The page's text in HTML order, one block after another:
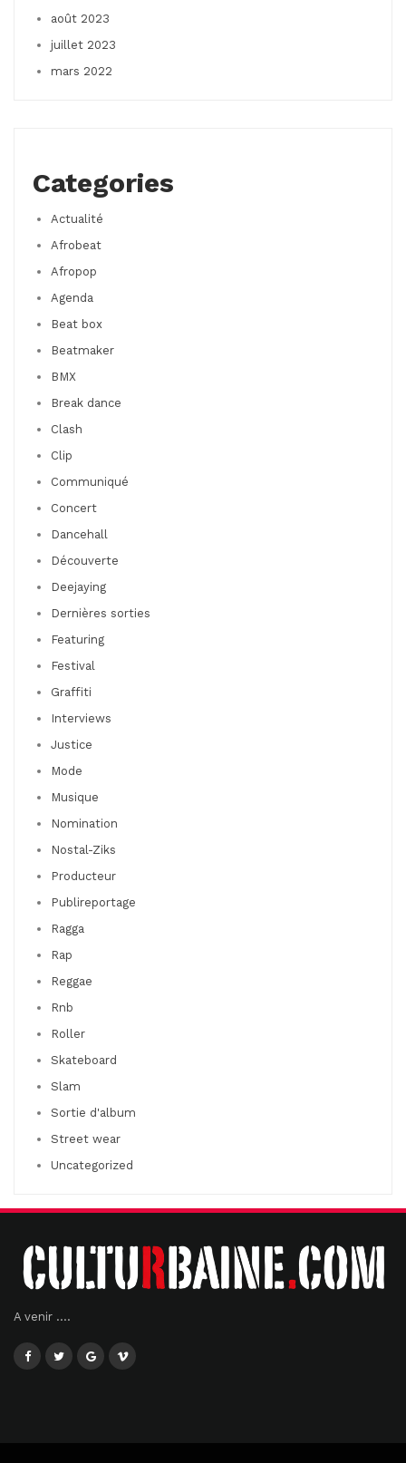
août 2023
juillet 2023
mars 2022
Categories
Actualité
Afrobeat
Afropop
Agenda
Beat box
Beatmaker
BMX
Break dance
Clash
Clip
Communiqué
Concert
Dancehall
Découverte
Deejaying
Dernières sorties
Featuring
Festival
Graffiti
Interviews
Justice
Mode
Musique
Nomination
Nostal-Ziks
Producteur
Publireportage
Ragga
Rap
Reggae
Rnb
Roller
Skateboard
Slam
Sortie d'album
Street wear
Uncategorized
A venir ....